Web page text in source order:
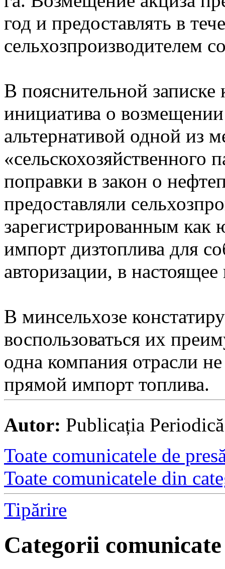
год и предоставлять в
сельхозпроизводителем
В пояснительной записке
инициатива о
альтернативой одной из
«сельскохозяйственного
поправки в закон о
предоставляли
зарегистрированным как
импорт дизтоплива для
авторизации, в
В минсельхозе
воспользоваться их
одна компания отрасли
прямой импорт топлива.
Autor: Publicația
Toate comunicatele de
Toate comunicatele din
Tipărire
Categorii comunicate